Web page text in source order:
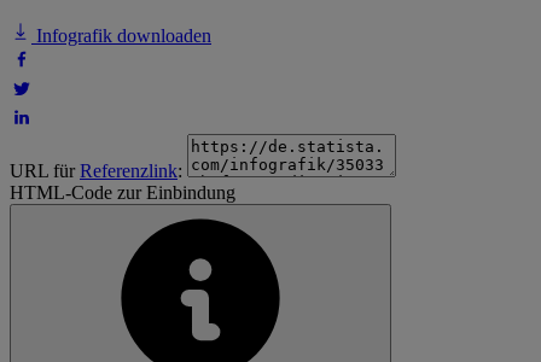
Infografik downloaden
URL fürReferenzlink:
HTML-Code zur Einbindung